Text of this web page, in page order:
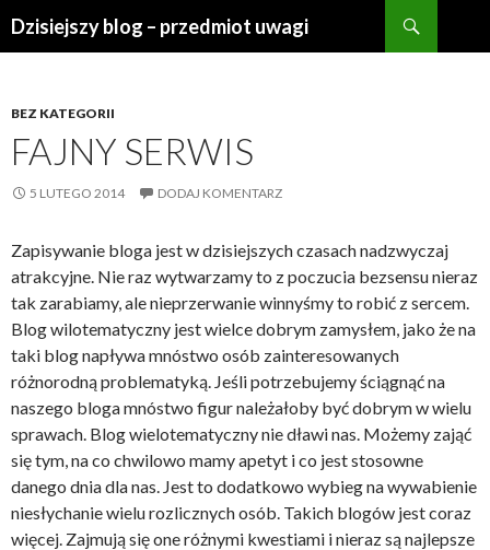
Dzisiejszy blog – przedmiot uwagi
BEZ KATEGORII
FAJNY SERWIS
5 LUTEGO 2014 DODAJ KOMENTARZ
Zapisywanie bloga jest w dzisiejszych czasach nadzwyczaj
atrakcyjne. Nie raz wytwarzamy to z poczucia bezsensu nieraz
tak zarabiamy, ale nieprzerwanie winnyśmy to robić z sercem.
Blog wilotematyczny jest wielce dobrym zamysłem, jako że na
taki blog napływa mnóstwo osób zainteresowanych
różnorodną problematyką. Jeśli potrzebujemy ściągnąć na
naszego bloga mnóstwo figur należałoby być dobrym w wielu
sprawach. Blog wielotematyczny nie dławi nas. Możemy zająć
się tym, na co chwilowo mamy apetyt i co jest stosowne
danego dnia dla nas. Jest to dodatkowo wybieg na wywabienie
niesłychanie wielu rozlicznych osób. Takich blogów jest coraz
więcej. Zajmują się one różnymi kwestiami i nieraz są najlepsze